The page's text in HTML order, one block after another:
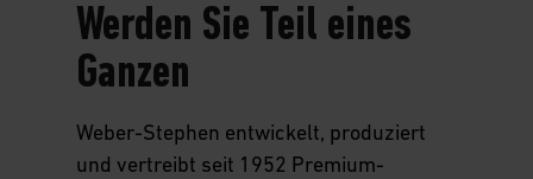
Young Professionals
Professionals
Ihr neuer Arbeitgeber
Werden Sie Teil eines
Ganzen
Weber-Stephen entwickelt, produziert
und vertreibt seit 1952 Premium-